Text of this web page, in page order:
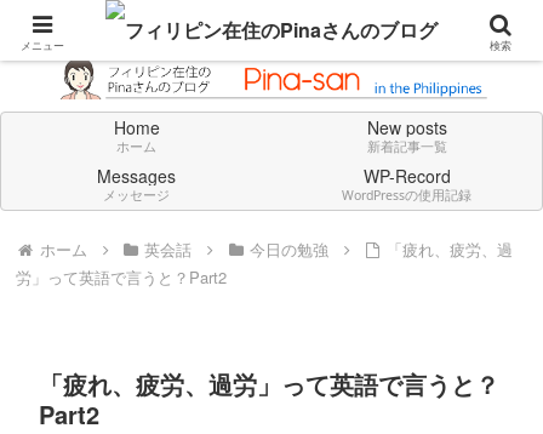
Don't think deeply. Feel always in English.
Home
ホーム
New posts
新着記事一覧
Messages
メッセージ
WP-Record
WordPressの使用記録
ホーム 英会話 今日の勉強
「疲れ、疲労、過
労」って英語で言うと？Part2
「疲れ、疲労、過労」って英語で言うと？
Part2
メニュー 検索